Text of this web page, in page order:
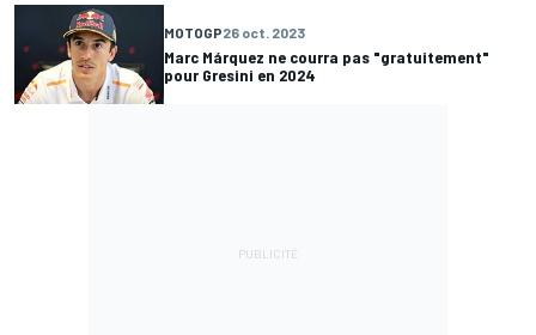
MOTOGP26 oct. 2023
Marc Márquez ne courra pas "gratuitement"
pour Gresini en 2024